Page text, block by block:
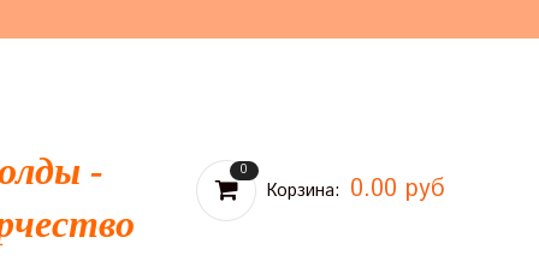
-
0
Корзина: 0.00 руб